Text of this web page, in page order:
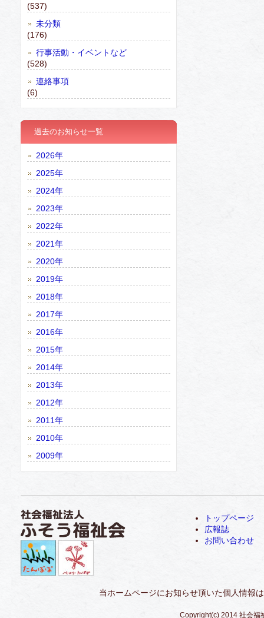
(537)
未分類
(176)
行事活動・イベントなど
(528)
連絡事項
(6)
過去のお知らせ一覧
2026年
2025年
2024年
2023年
2022年
2021年
2020年
2019年
2018年
2017年
2016年
2015年
2014年
2013年
2012年
2011年
2010年
2009年
トップページ
広報誌
お問い合わせ
当ホームページにお知らせ頂いた個人情報
Copyright(c) 2014 社会